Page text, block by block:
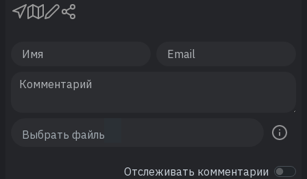
Отслеживать комментарии